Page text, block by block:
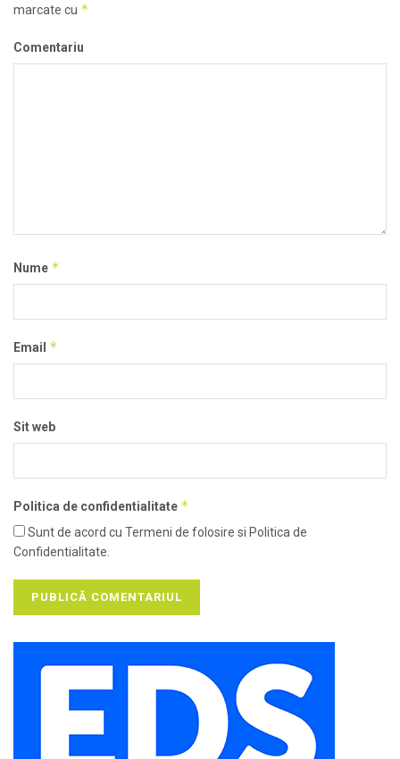
marcate cu *
Comentariu
Nume *
Email *
Sit web
Politica de confidentialitate *
Sunt de acord cu Termeni de folosire si Politica de
Confidentialitate.